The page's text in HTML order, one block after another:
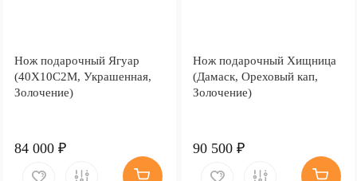
Нож подарочный Ягуар
(40Х10С2М, Украшенная,
Золочение)
84 000 ₽
Нож подарочный Хищница
(Дамаск, Ореховый кап,
Золочение)
90 500 ₽